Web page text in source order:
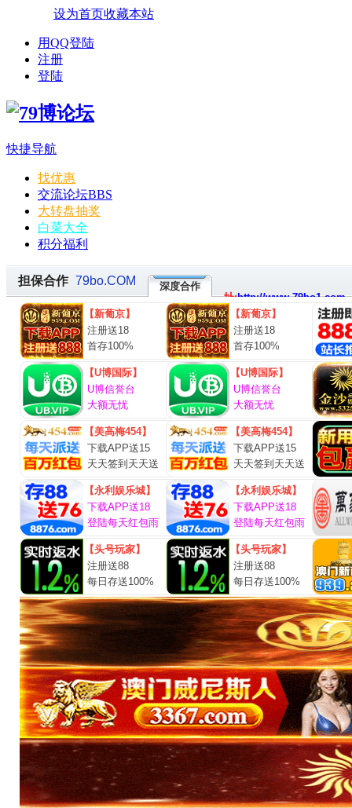
设为首页收藏本站
用QQ登陆
注册
登陆
快捷导航
找优惠
交流论坛BBS
大转盘抽奖
白菜大全
积分福利